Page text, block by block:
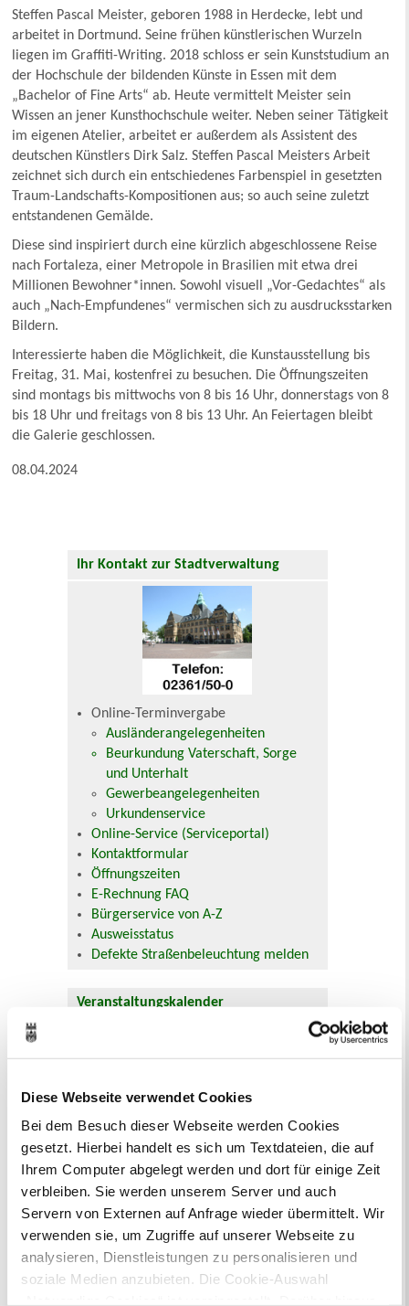
Diese Webseite verwendet Cookies
Bei dem Besuch dieser Webseite werden Cookies
gesetzt. Hierbei handelt es sich um Textdateien, die auf
Ihrem Computer abgelegt werden und dort für einige Zeit
verbleiben. Sie werden unserem Server und auch
Servern von Externen auf Anfrage wieder übermittelt. Wir
verwenden sie, um Zugriffe auf unserer Webseite zu
analysieren, Dienstleistungen zu personalisieren und
soziale Medien anzubieten. Die Cookie-Auswahl
Steffen Pascal Meister, geboren 1988 in Herdecke, lebt und
arbeitet in Dortmund. Seine frühen künstlerischen Wurzeln
liegen im Graffiti-Writing. 2018 schloss er sein Kunststudium an
der Hochschule der bildenden Künste in Essen mit dem
„Bachelor of Fine Arts“ ab. Heute vermittelt Meister sein
Wissen an jener Kunsthochschule weiter. Neben seiner Tätigkeit
im eigenen Atelier, arbeitet er außerdem als Assistent des
deutschen Künstlers Dirk Salz. Steffen Pascal Meisters Arbeit
zeichnet sich durch ein entschiedenes Farbenspiel in gesetzten
Traum-Landschafts-Kompositionen aus; so auch seine zuletzt
entstandenen Gemälde.
Diese sind inspiriert durch eine kürzlich abgeschlossene Reise
nach Fortaleza, einer Metropole in Brasilien mit etwa drei
Millionen Bewohner*innen. Sowohl visuell „Vor-Gedachtes“ als
auch „Nach-Empfundenes“ vermischen sich zu ausdrucksstarken
Bildern.
Interessierte haben die Möglichkeit, die Kunstausstellung bis
Freitag, 31. Mai, kostenfrei zu besuchen. Die Öffnungszeiten
sind montags bis mittwochs von 8 bis 16 Uhr, donnerstags von 8
bis 18 Uhr und freitags von 8 bis 13 Uhr. An Feiertagen bleibt
die Galerie geschlossen.
08.04.2024
Ihr Kontakt zur Stadtverwaltung
Online-Terminvergabe
Ausländerangelegenheiten
Beurkundung Vaterschaft, Sorge
und Unterhalt
Gewerbeangelegenheiten
Urkundenservice
Online-Service (Serviceportal)
Kontaktformular
Öffnungszeiten
E-Rechnung FAQ
Bürgerservice von A-Z
Ausweisstatus
Defekte Straßenbeleuchtung melden
Veranstaltungskalender
3
4 5 6 7 8
10
11 13 14
24
25 26 27 28 29
30
31
Veranstaltungskategorie
Zur Veranstaltungssuche